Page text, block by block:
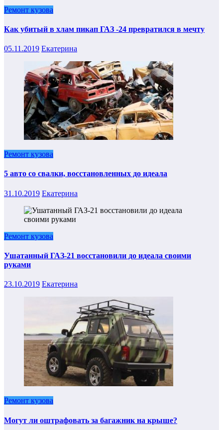
Ремонт кузова
Как убитый в хлам пикап ГАЗ -24 превратился в мечту
05.11.2019 Екатерина
Ремонт кузова
5 авто со свалки, восстановленных до идеала
31.10.2019 Екатерина
Ремонт кузова
Ушатанный ГАЗ-21 восстановили до идеала своими
руками
23.10.2019 Екатерина
Ремонт кузова
Могут ли оштрафовать за багажник на крыше?